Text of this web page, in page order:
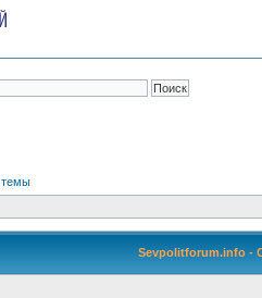
темы
Sevpolitforum.info -